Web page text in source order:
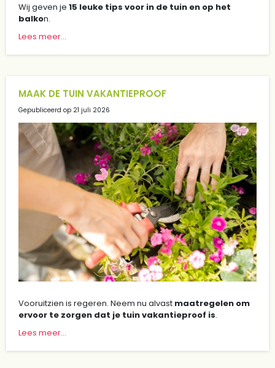
Wij geven je 15 leuke tips voor in de tuin en op het
balkon.
Lees meer...
MAAK DE TUIN VAKANTIEPROOF
Gepubliceerd op 21 juli 2026
Vooruitzien is regeren. Neem nu alvast maatregelen om
ervoor te zorgen dat je tuin vakantieproof is.
Lees meer...